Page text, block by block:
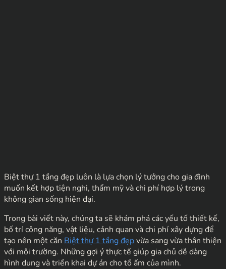
Biệt thự 1 tầng đẹp luôn là lựa chọn lý tưởng cho gia đình
muốn kết hợp tiện nghi, thẩm mỹ và chi phí hợp lý trong
không gian sống hiện đại.
Trong bài viết này, chúng ta sẽ khám phá các yếu tố thiết kế,
bố trí công năng, vật liệu, cảnh quan và chi phí xây dựng để
tạo nên một căn Biệt thự 1 tầng đẹpvừa sang vừa thân thiện
với môi trường. Những gợi ý thực tế giúp gia chủ dễ dàng
hình dung và triển khai dự án cho tổ ấm của mình.